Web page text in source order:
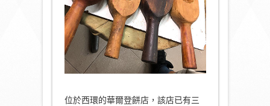
位於西環的華爾登餅店，該店已有三